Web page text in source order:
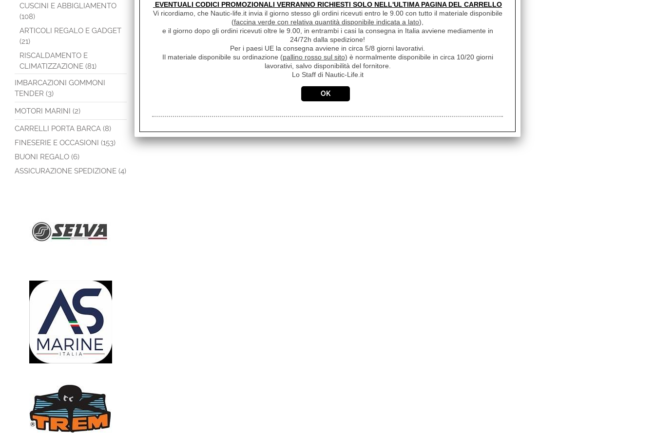
CUSCINI E ABBIGLIAMENTO
(108)
ARTICOLI REGALO E GADGET
(21)
RISCALDAMENTO E
CLIMATIZZAZIONE (81)
IMBARCAZIONI GOMMONI
TENDER (3)
MOTORI MARINI (2)
CARRELLI PORTA BARCA (8)
FINESERIE E OCCASIONI (153)
BUONI REGALO (6)
ASSICURAZIONE SPEDIZIONE (4)
EVENTUALI CODICI PROMOZIONALI VERRANNO RICHIESTI SOLO NELL'ULTIMA PAGINA DEL CARRELLO
Vi ricordiamo, che Nautic-life.it invia il giorno stesso gli ordini ricevuti entro le 9.00 con tutto il materiale disponibile
(faccina verde con relativa quantità disponibile indicata a lato),
e il giorno dopo gli ordini ricevuti oltre le 9.00, in entrambi i casi la consegna in Italia avviene mediamente in
24/72h dalla spedizione!
Per i paesi UE la consegna avviene in circa 5/8 giorni lavorativi.
Il materiale disponibile su ordinazione (pallino rosso sul sito) è normalmente disponibile in circa 10/20 giorni
lavorativi, salvo disponibilità del fornitore.
Lo Staff di Nautic-Life.it